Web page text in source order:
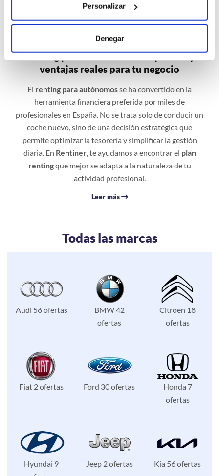
Personalizar
Denegar
Renting para autónomos: Requisitos y
ventajas reales para tu negocio
El renting para autónomosse ha convertido en la
herramienta financiera preferida por miles de
profesionales en España. No se trata solo de conducir un
coche nuevo, sino de una decisión estratégica que
permite optimizar la tesorería y simplificar la gestión
diaria. En Rentiner, te ayudamos a encontrar el plan
rentingque mejor se adapta a la naturaleza de tu
actividad profesional.
Leer más
Todas las marcas
Audi 56 ofertas
BMW 42
ofertas
Citroen 18
ofertas
Fiat 2 ofertas Ford 30 ofertas
Honda 7
ofertas
Hyundai 9
Jeep 2 ofertas Kia 56 ofertas